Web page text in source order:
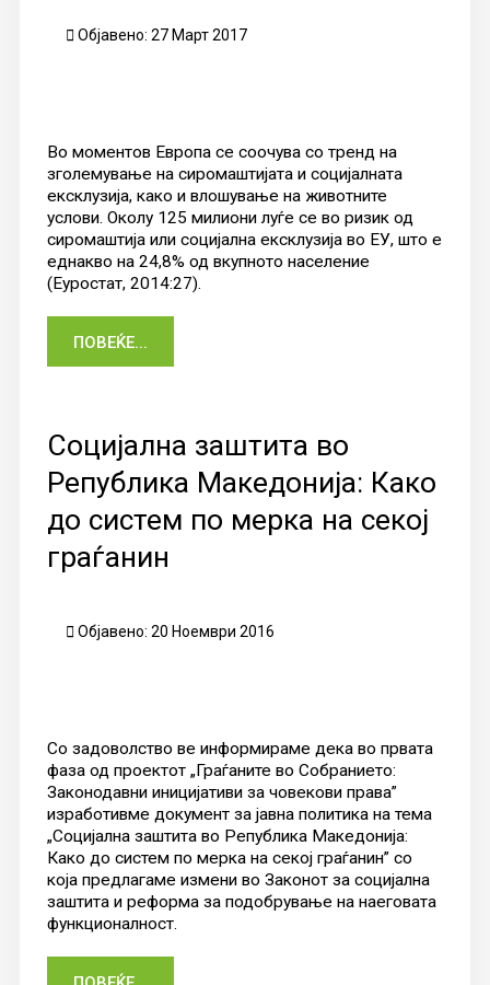
Објавено: 27 Март 2017
Во моментов Европа се соочува со тренд на
зголемување на сиромаштијата и социјалната
ексклузија, како и влошување на животните
услови. Околу 125 милиони луѓе се во ризик од
сиромаштија или социјална ексклузија во ЕУ, што е
еднакво на 24,8% од вкупното население
(Еуростат, 2014:27).
ПОВЕЌЕ...
Социјална заштита во
Република Македонија: Како
до систем по мерка на секој
граѓанин
Објавено: 20 Ноември 2016
Со задоволство ве информираме дека во првата
фаза од проектот „Граѓаните во Собранието:
Законодавни иницијативи за човекови права”
изработивме документ за јавна политика на тема
„Социјална заштита во Република Македонија:
Како до систем по мерка на секој граѓанин” со
која предлагаме измени во Законот за социјална
заштита и реформа за подобрување на наеговата
функционалност.